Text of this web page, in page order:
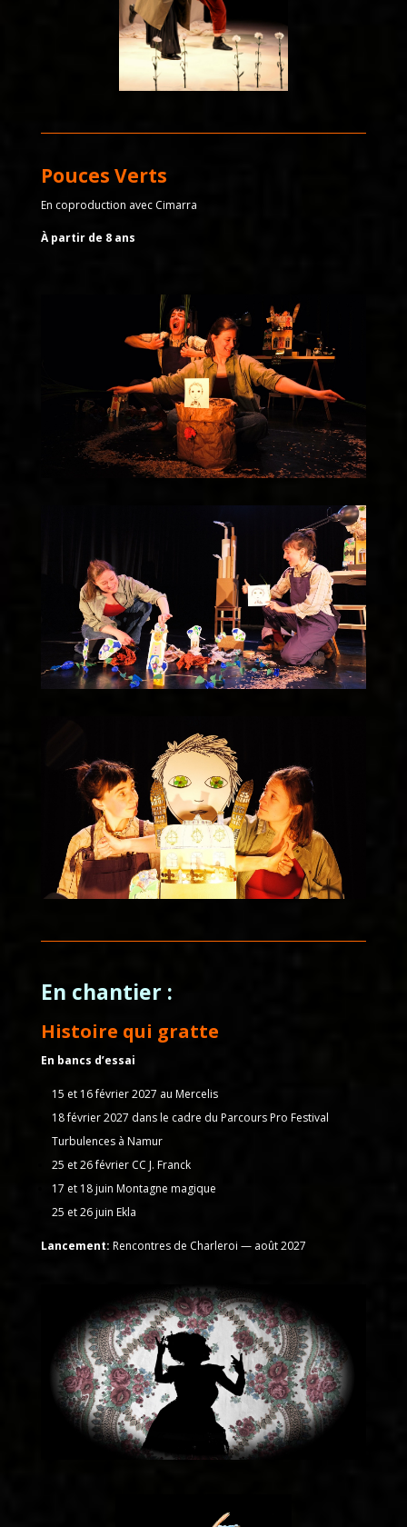
Pouces Verts
En coproduction avec Cimarra
À partir de 8 ans
En chantier :
Histoire qui gratte
En bancs d’essai
15 et 16 février 2027 au Mercelis
18 février 2027 dans le cadre du Parcours Pro Festival
Turbulences à Namur
25 et 26 février CC J. Franck
17 et 18 juin Montagne magique
25 et 26 juin Ekla
Lancement: Rencontres de Charleroi — août 2027